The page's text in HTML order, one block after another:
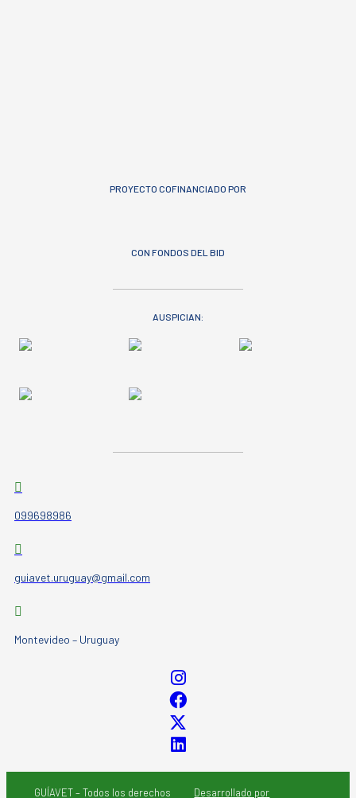
PROYECTO COFINANCIADO POR
CON FONDOS DEL BID
AUSPICIAN:
099698986
guiavet.uruguay@gmail.com
Montevideo – Uruguay
GUÍAVET – Todos los derechos Desarrollado por